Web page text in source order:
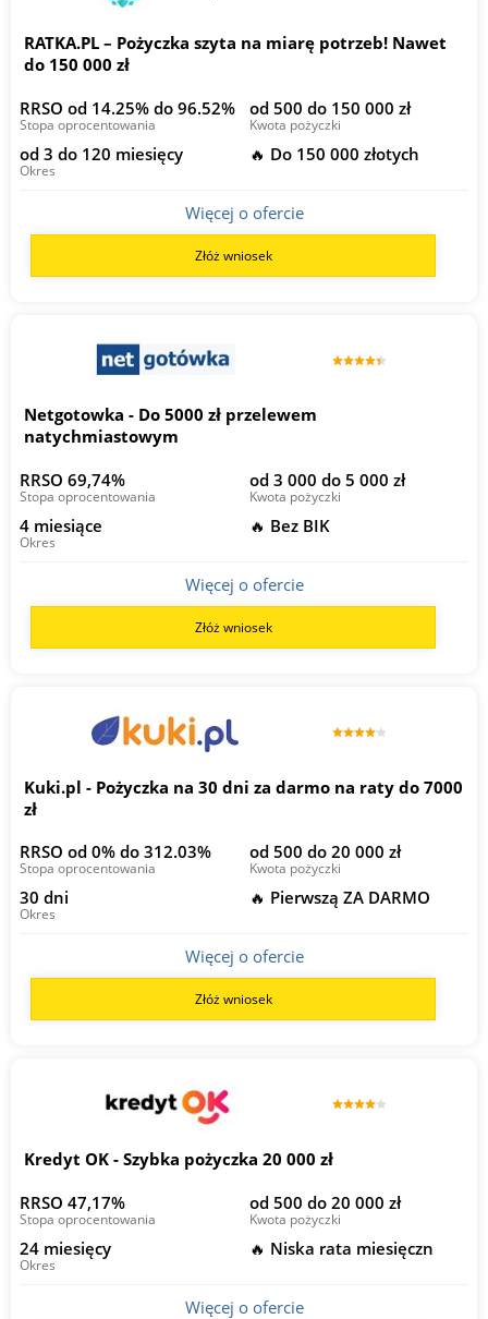
RATKA.PL – Pożyczka szyta na miarę potrzeb! Nawet
do 150 000 zł
RRSO od 14.25% do 96.52%
Stopa oprocentowania
od 500 do 150 000 zł
Kwota pożyczki
od 3 do 120 miesięcy
Okres
🔥 Do 150 000 złotych
Więcej o ofercie
Złóż wniosek
Netgotowka - Do 5000 zł przelewem
natychmiastowym
RRSO 69,74%
Stopa oprocentowania
od 3 000 do 5 000 zł
Kwota pożyczki
4 miesiące
Okres
🔥 Bez BIK
Więcej o ofercie
Złóż wniosek
Kuki.pl - Pożyczka na 30 dni za darmo na raty do 7000
zł
RRSO od 0% do 312.03%
Stopa oprocentowania
od 500 do 20 000 zł
Kwota pożyczki
30 dni
Okres
🔥 Pierwszą ZA DARMO
Więcej o ofercie
Złóż wniosek
Kredyt OK - Szybka pożyczka 20 000 zł
RRSO 47,17%
Stopa oprocentowania
od 500 do 20 000 zł
Kwota pożyczki
24 miesięcy
Okres
🔥 Niska rata miesięczn
Więcej o ofercie